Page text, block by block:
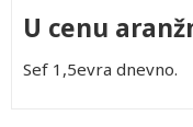
U cenu
Sef 1,5evra dnevno.